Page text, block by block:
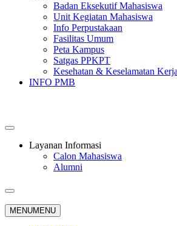
Badan Eksekutif Mahasiswa
Unit Kegiatan Mahasiswa
Info Perpustakaan
Fasilitas Umum
Peta Kampus
Satgas PPKPT
Kesehatan & Keselamatan Kerja
INFO PMB
Layanan Informasi
Calon Mahasiswa
Alumni
MENUMENU